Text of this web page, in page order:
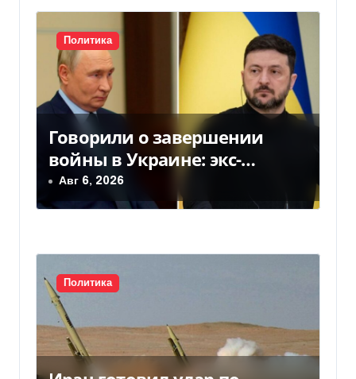
и
с
я
м
Политика
Говорили о завершении
войны в Украине: экс-
чиновники ЕС и РФ провели
тайные переговоры, — СМИ
Авг 6, 2026
Политика